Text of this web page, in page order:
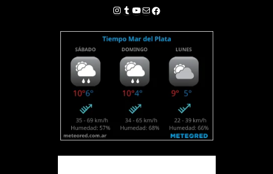
Instagram
Tumblr
YouTube
Correo electrónico
Facebook